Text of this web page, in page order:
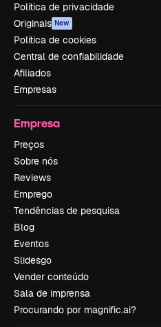
Política de privacidade
Originais New
Política de cookies
Central de confiabilidade
Afiliados
Empresas
Empresa
Preços
Sobre nós
Reviews
Emprego
Tendências de pesquisa
Blog
Eventos
Slidesgo
Vender conteúdo
Sala de imprensa
Procurando por magnific.ai?